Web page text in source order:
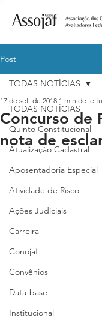
Post
TODAS NOTÍCIAS
Quinto Constitucional
Atualização Cadastral
Aposentadoria Especial
Atividade de Risco
Ações Judiciais
Carreira
Conojaf
Convênios
Data-base
Institucional
TODAS NOTÍCIAS
Concurso de
nota de
17 de set. de 2018 1 min de